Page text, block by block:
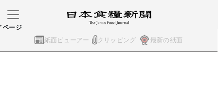
紙面ビューアー クリッピング 最新の紙面
ページ